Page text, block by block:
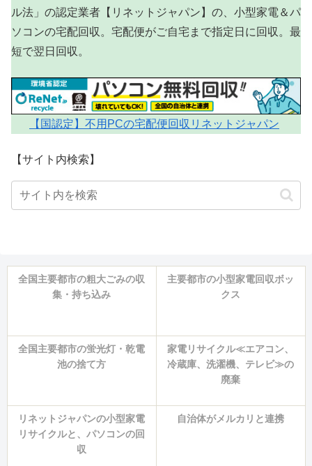
ル法」の認定業者【リネットジャパン】の、小型家電＆パ
ソコンの宅配回収。宅配便がご自宅まで指定日に回収。最
短で翌日回収。
【国認定】不用PCの宅配便回収リネットジャパン
【サイト内検索】
全国主要都市の粗大ごみの収
集・持ち込み
主要都市の小型家電回収ボッ
クス
全国主要都市の蛍光灯・乾電
池の捨て方
家電リサイクル≪エアコン、
冷蔵庫、洗濯機、テレビ≫の
廃棄
リネットジャパンの小型家電
リサイクルと、パソコンの回
収
自治体がメルカリと連携